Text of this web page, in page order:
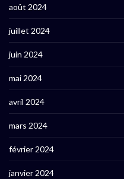
août 2024
juillet 2024
juin 2024
mai 2024
avril 2024
mars 2024
février 2024
janvier 2024